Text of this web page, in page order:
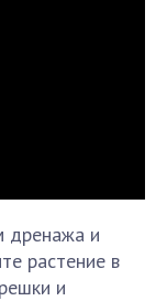
дренажа и
растение в
и